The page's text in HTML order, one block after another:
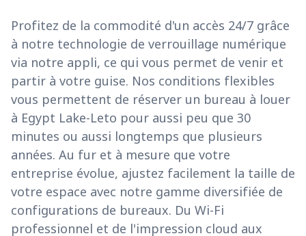
Profitez de la commodité d'un accès 24/7 grâce
à notre technologie de verrouillage numérique
via notre appli, ce qui vous permet de venir et
partir à votre guise. Nos conditions flexibles
vous permettent de réserver un bureau à louer
à Egypt Lake-Leto pour aussi peu que 30
minutes ou aussi longtemps que plusieurs
années. Au fur et à mesure que votre
entreprise évolue, ajustez facilement la taille de
votre espace avec notre gamme diversifiée de
configurations de bureaux. Du Wi-Fi
professionnel et de l'impression cloud aux